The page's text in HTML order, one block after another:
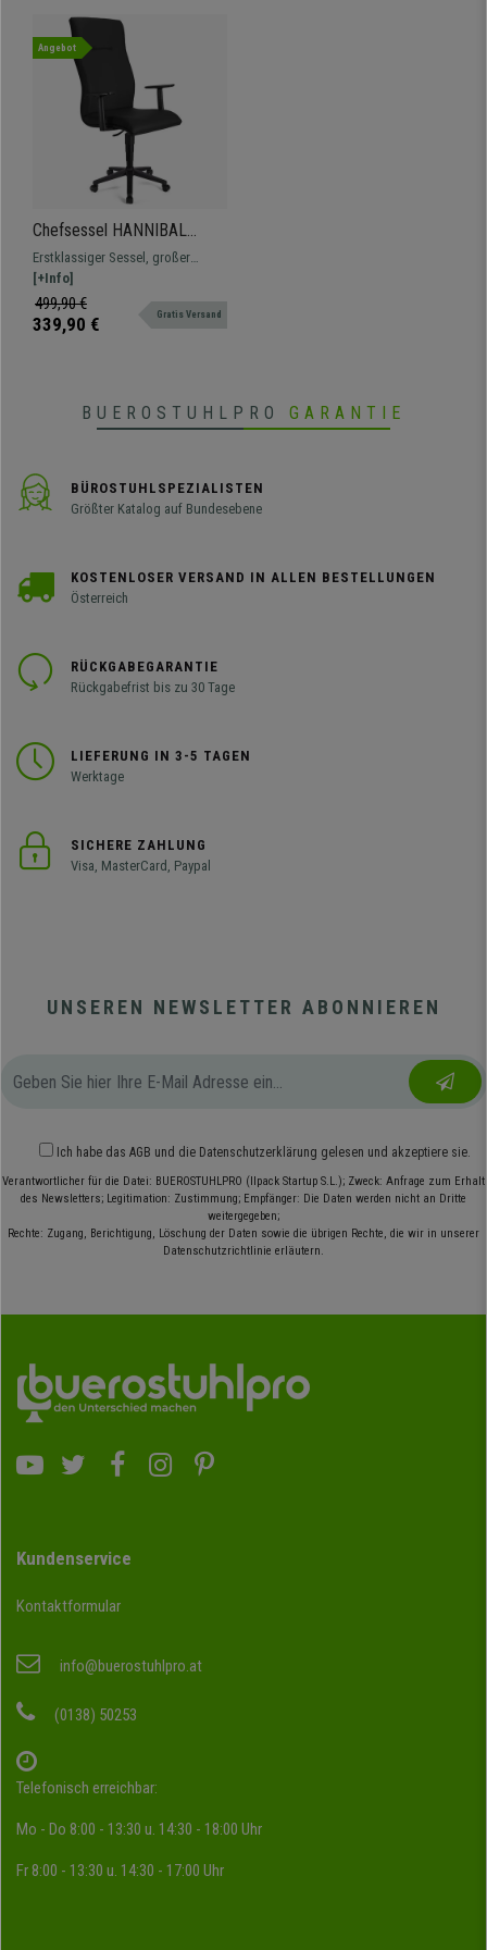
Angebot
Chefsessel HANNIBAL
LEDER, hohe Rückenlehne,
verstellbare Armlehnen,
dicke Polsterung, Farbe
Schwarz
Erstklassiger Sessel, großer
Komfort für den Alltag zum
Spitzenpreis. In verschiedenen
Farben und Endfertigungen
[+Info]
499,90 €
339,90 € Gratis Versand
BUEROSTUHLPRO GARANTIE
BÜROSTUHLSPEZIALISTEN
Größter Katalog auf Bundesebene
KOSTENLOSER VERSAND IN ALLEN BESTELLUNGEN
Österreich
RÜCKGABEGARANTIE
Rückgabefrist bis zu 30 Tage
LIEFERUNG IN 3-5 TAGEN
Werktage
SICHERE ZAHLUNG
Visa, MasterCard, Paypal
UNSEREN NEWSLETTER ABONNIEREN
Ich habe das AGB und die Datenschutzerklärung gelesen und akzeptiere sie.
Verantwortlicher für die Datei: BUEROSTUHLPRO (Ilpack Startup S.L.); Zweck: Anfrage zum Erhalt
des Newsletters; Legitimation: Zustimmung; Empfänger: Die Daten werden nicht an Dritte
weitergegeben;
Rechte: Zugang, Berichtigung, Löschung der Daten sowie die übrigen Rechte, die wir in unserer
Datenschutzrichtlinie erläutern.
Kundenservice
Kontaktformular
info@buerostuhlpro.at
(0138) 50253
Telefonisch erreichbar:
Mo - Do 8:00 - 13:30 u. 14:30 - 18:00 Uhr
Fr 8:00 - 13:30 u. 14:30 - 17:00 Uhr